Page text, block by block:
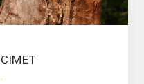
CIMET
.